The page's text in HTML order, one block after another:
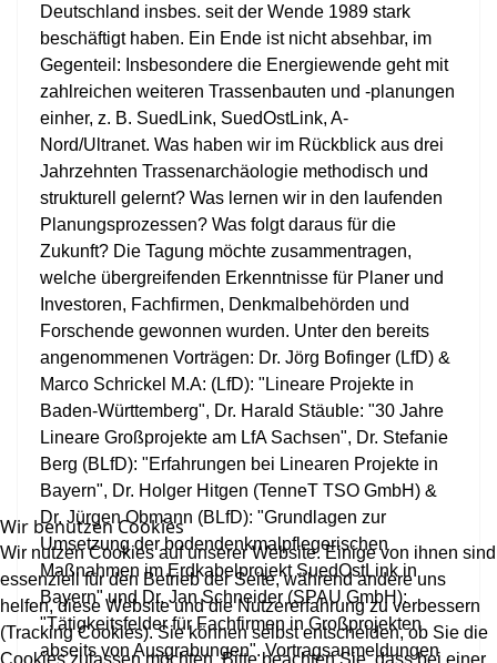
Deutschland insbes. seit der Wende 1989 stark
beschäftigt haben. Ein Ende ist nicht absehbar, im
Gegenteil: Insbesondere die Energiewende geht mit
zahlreichen weiteren Trassenbauten und -planungen
einher, z. B. SuedLink, SuedOstLink, A-
Nord/Ultranet. Was haben wir im Rückblick aus drei
Jahrzehnten Trassenarchäologie methodisch und
strukturell gelernt? Was lernen wir in den laufenden
Planungsprozessen? Was folgt daraus für die
Zukunft? Die Tagung möchte zusammentragen,
welche übergreifenden Erkenntnisse für Planer und
Investoren, Fachfirmen, Denkmalbehörden und
Forschende gewonnen wurden. Unter den bereits
angenommenen Vorträgen: Dr. Jörg Bofinger (LfD) &
Marco Schrickel M.A: (LfD): "Lineare Projekte in
Baden-Württemberg", Dr. Harald Stäuble: "30 Jahre
Lineare Großprojekte am LfA Sachsen", Dr. Stefanie
Berg (BLfD): "Erfahrungen bei Linearen Projekte in
Bayern", Dr. Holger Hitgen (TenneT TSO GmbH) &
Dr. Jürgen Obmann (BLfD): "Grundlagen zur
Umsetzung der bodendenkmalpflegerischen
Maßnahmen im Erdkabelprojekt SuedOstLink in
Bayern" und Dr. Jan Schneider (SPAU GmbH):
"Tätigkeitsfelder für Fachfirmen in Großprojekten
abseits von Ausgrabungen". Vortragsanmeldungen
Wir benutzen Cookies
Wir nutzen Cookies auf unserer Website. Einige von ihnen sind
essenziell für den Betrieb der Seite, während andere uns
helfen, diese Website und die Nutzererfahrung zu verbessern
(Tracking Cookies). Sie können selbst entscheiden, ob Sie die
Cookies zulassen möchten. Bitte beachten Sie, dass bei einer